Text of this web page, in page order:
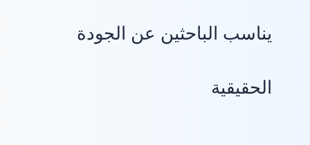
يناسب الباحثين عن الجودة
الحقيقية